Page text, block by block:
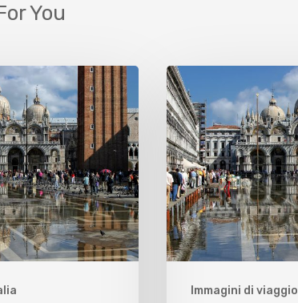
You
Immagini di viaggio